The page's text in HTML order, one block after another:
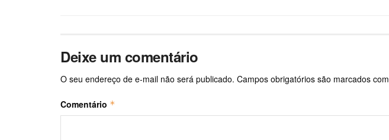
Deixe um comentário
O seu endereço de e-mail não será publicado. Campos obrigatórios são marcados com
Comentário *